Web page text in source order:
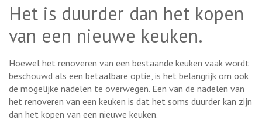
Het is duurder dan het kopen
van een nieuwe keuken.
Hoewel het renoveren van een bestaande keuken vaak wordt
beschouwd als een betaalbare optie, is het belangrijk om ook
de mogelijke nadelen te overwegen. Een van de nadelen van
het renoveren van een keuken is dat het soms duurder kan zijn
dan het kopen van een nieuwe keuken.